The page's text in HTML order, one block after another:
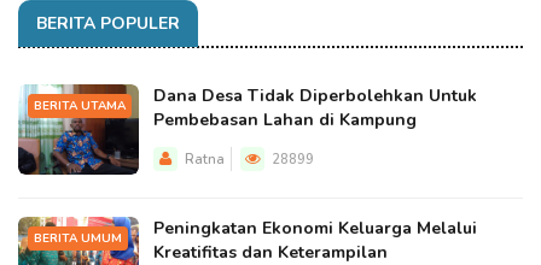
BERITA POPULER
BERITA UTAMA
Dana Desa Tidak Diperbolehkan Untuk
Pembebasan Lahan di Kampung
Ratna 28899
BERITA UMUM
Peningkatan Ekonomi Keluarga Melalui
Kreatifitas dan Keterampilan